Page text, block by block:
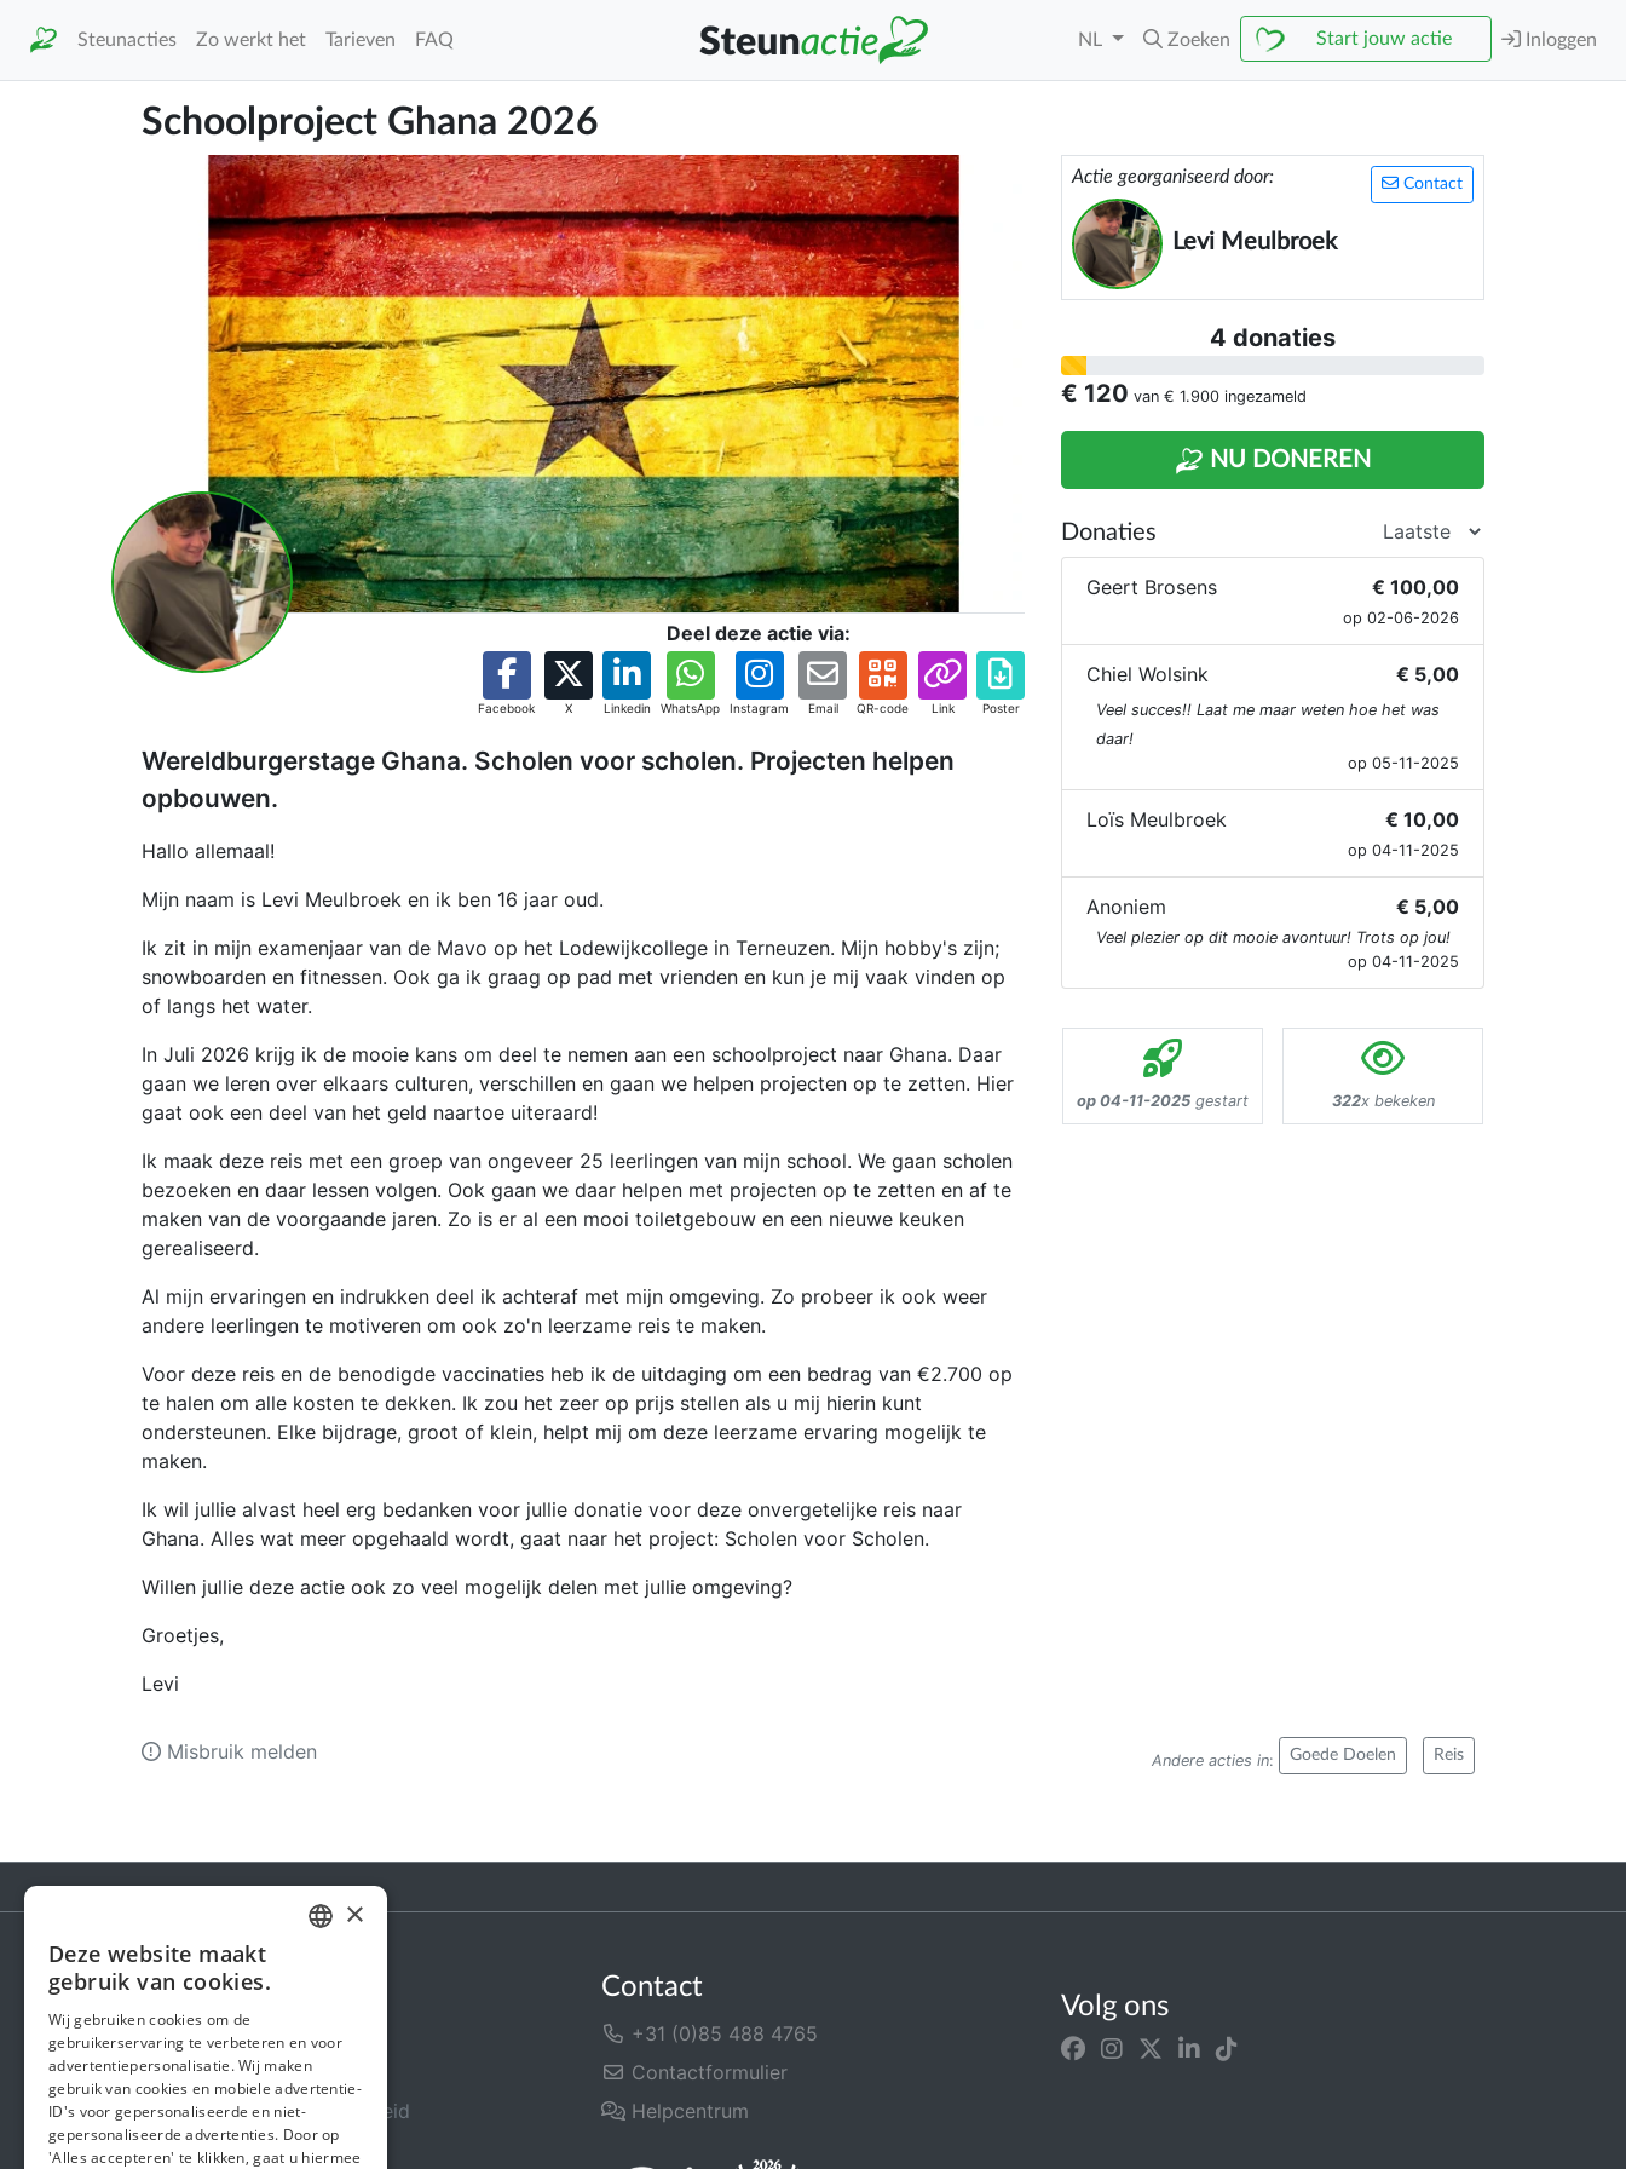
Steunacties Zo werkt het Tarieven FAQ NL Zoeken Start jouw actie Inloggen
Schoolproject Ghana 2026
Deel deze actie via:
Facebook X Linkedin WhatsApp Instagram Email QR-code Link Poster
Wereldburgerstage Ghana. Scholen voor scholen. Projecten helpen
opbouwen.
Hallo allemaal!
Mijn naam is Levi Meulbroek en ik ben 16 jaar oud.
Ik zit in mijn examenjaar van de Mavo op het Lodewijkcollege in Terneuzen. Mijn hobby's zijn;
snowboarden en fitnessen. Ook ga ik graag op pad met vrienden en kun je mij vaak vinden op
of langs het water.
In Juli 2026 krijg ik de mooie kans om deel te nemen aan een schoolproject naar Ghana. Daar
gaan we leren over elkaars culturen, verschillen en gaan we helpen projecten op te zetten. Hier
gaat ook een deel van het geld naartoe uiteraard!
Ik maak deze reis met een groep van ongeveer 25 leerlingen van mijn school. We gaan scholen
bezoeken en daar lessen volgen. Ook gaan we daar helpen met projecten op te zetten en af te
maken van de voorgaande jaren. Zo is er al een mooi toiletgebouw en een nieuwe keuken
gerealiseerd.
Al mijn ervaringen en indrukken deel ik achteraf met mijn omgeving. Zo probeer ik ook weer
andere leerlingen te motiveren om ook zo'n leerzame reis te maken.
Voor deze reis en de benodigde vaccinaties heb ik de uitdaging om een bedrag van €2.700 op
te halen om alle kosten te dekken. Ik zou het zeer op prijs stellen als u mij hierin kunt
ondersteunen. Elke bijdrage, groot of klein, helpt mij om deze leerzame ervaring mogelijk te
maken.
Ik wil jullie alvast heel erg bedanken voor jullie donatie voor deze onvergetelijke reis naar
Ghana. Alles wat meer opgehaald wordt, gaat naar het project: Scholen voor Scholen.
Willen jullie deze actie ook zo veel mogelijk delen met jullie omgeving?
Groetjes,
Levi
Contact
Actie georganiseerd door:
Levi Meulbroek
4 donaties
€ 120 van € 1.900 ingezameld
NU DONEREN
Donaties
Geert Brosens € 100,00
op 02-06-2026
Chiel Wolsink € 5,00
Veel succes!! Laat me maar weten hoe het was
daar!
op 05-11-2025
Loïs Meulbroek € 10,00
op 04-11-2025
Anoniem € 5,00
Veel plezier op dit mooie avontuur! Trots op jou!
op 04-11-2025
op 04-11-2025 gestart 322x bekeken
Andere acties in: Goede Doelen Reis
Misbruik melden
Steunactie
Over ons
In de media
Veiligheid & Betrouwbaarheid
Algemene voorwaarden
Contact
+31 (0)85 488 4765
Contactformulier
Helpcentrum
Volg ons
ENGLISH
×
Deze website maakt
gebruik van cookies.
Wij gebruiken cookies om de
gebruikerservaring te verbeteren en voor
advertentiepersonalisatie. Wij maken
gebruik van cookies en mobiele advertentie-
ID's voor gepersonaliseerde en niet-
gepersonaliseerde advertenties. Door op
'Alles accepteren' te klikken, gaat u hiermee